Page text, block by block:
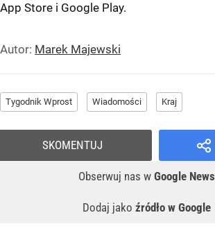
App Store i Google Play.
Autor: Marek Majewski
Tygodnik Wprost Wiadomości Kraj
Obserwuj nas w Google News
Dodaj jako źródło w Google
SKOMENTUJ